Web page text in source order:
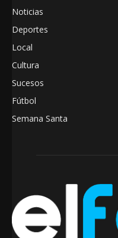
Noticias
Deportes
Local
Cultura
Sucesos
Fútbol
Semana Santa